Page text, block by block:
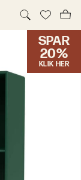
SPAR
20%
KLIK HER